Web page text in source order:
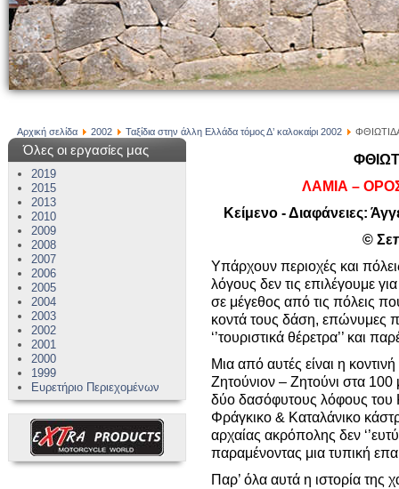
Αρχική σελίδα 2002 Ταξίδια στην άλλη Ελλάδα τόμος Δ’ καλοκαίρι 2002 ΦΘΙΩΤΙΔΑ
Όλες οι εργασίες μας
2019
2015
2013
2010
2009
2008
2007
2006
2005
2004
2003
2002
2001
2000
1999
Ευρετήριο Περιεχομένων
ΛΑΜΙΑ –
Κείμενο - Διαφάνειες:
©
Υπάρχουν περιοχές και
λόγους δεν τις επιλέγουμε
σε μέγεθος από τις πόλεις
κοντά τους δάση, επώνυμες
‘’τουριστικά θέρετρα’’ και
Μια από αυτές είναι η
Ζητούνιον – Ζητούνι στα
δύο δασόφυτους λόφους του
Φράγκικο & Καταλάνικο
αρχαίας ακρόπολης δεν
παραμένοντας μια τυπική
Παρ’ όλα αυτά η ιστορία της